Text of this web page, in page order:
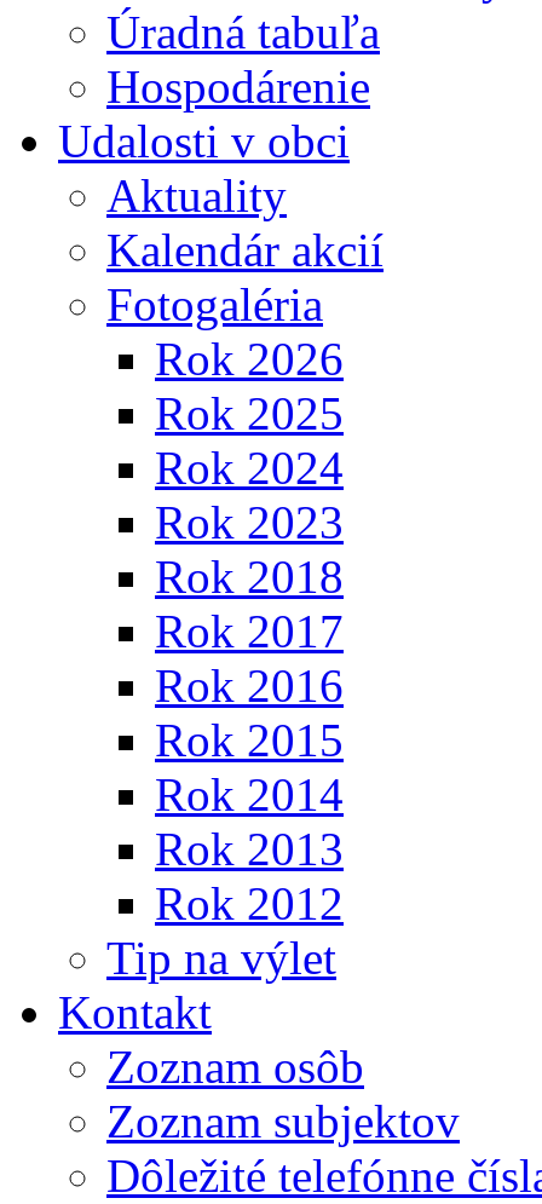
Úradná tabuľa
Hospodárenie
Udalosti v obci
Aktuality
Kalendár akcií
Fotogaléria
Rok 2026
Rok 2025
Rok 2024
Rok 2023
Rok 2018
Rok 2017
Rok 2016
Rok 2015
Rok 2014
Rok 2013
Rok 2012
Tip na výlet
Kontakt
Zoznam osôb
Zoznam subjektov
Dôležité telefónne